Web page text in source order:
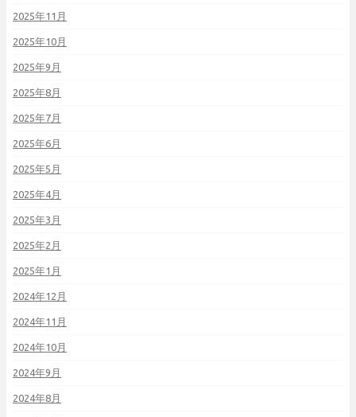
2025年11月
2025年10月
2025年9月
2025年8月
2025年7月
2025年6月
2025年5月
2025年4月
2025年3月
2025年2月
2025年1月
2024年12月
2024年11月
2024年10月
2024年9月
2024年8月